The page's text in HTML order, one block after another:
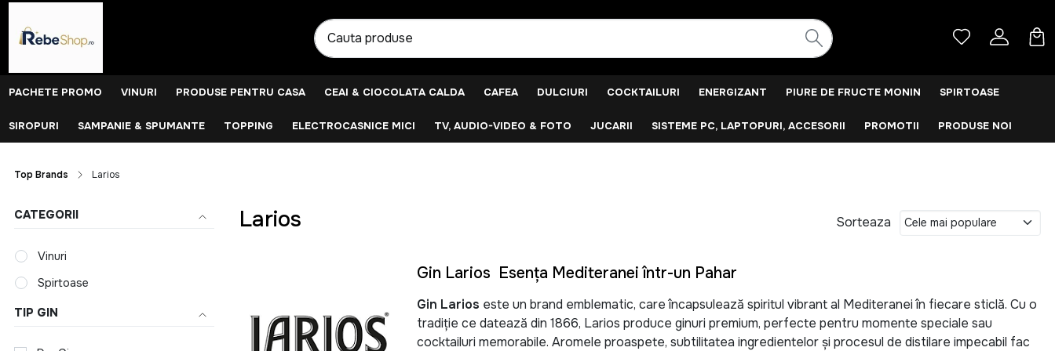
PACHETE PROMO VINURI PRODUSE PENTRU CASA CEAI & CIOCOLATA CALDA CAFEA DULCIURI COCKTAILURI ENERGIZANT PIURE DE FRUCTE MONIN SPIRTOASE
SIROPURI SAMPANIE & SPUMANTE TOPPING ELECTROCASNICE MICI TV, AUDIO-VIDEO & FOTO JUCARII SISTEME PC, LAPTOPURI, ACCESORII PROMOTII PRODUSE NOI
Top Brands Larios
CATEGORII
Vinuri
Spirtoase
TIP GIN
Larios Sorteaza
Gin Larios Esența Mediteranei într-un Pahar
Gin Larios este un brand emblematic, care încapsulează spiritul vibrant al Mediteranei în fiecare sticlă. Cu o
tradiție ce datează din 1866, Larios produce ginuri premium, perfecte pentru momente speciale sau
cocktailuri memorabile. Aromele proaspete, subtilitatea ingredientelor și procesul de distilare impecabil fac